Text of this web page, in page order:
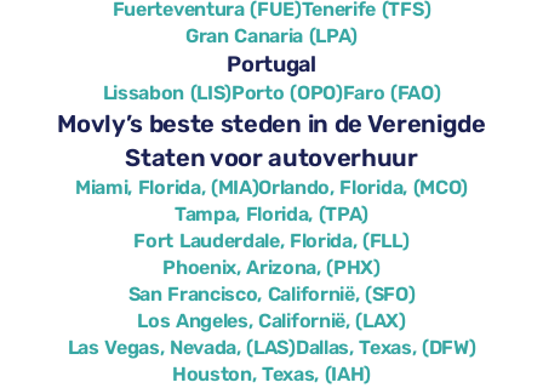
Fuerteventura (FUE)Tenerife (TFS)
Gran Canaria (LPA)
Portugal
Lissabon (LIS)Porto (OPO)Faro (FAO)
Movly’s beste steden in de Verenigde
Staten voor autoverhuur
Miami, Florida, (MIA)Orlando, Florida, (MCO)
Tampa, Florida, (TPA)
Fort Lauderdale, Florida, (FLL)
Phoenix, Arizona, (PHX)
San Francisco, Californië, (SFO)
Los Angeles, Californië, (LAX)
Las Vegas, Nevada, (LAS)Dallas, Texas, (DFW)
Houston, Texas, (IAH)